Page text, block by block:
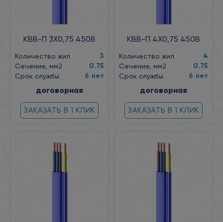
КВВ-П 3X0,75 450В
Количество жил 3
Сечение, мм2 0.75
Срок службы 6 лет
договорная
ЗАКАЗАТЬ В 1 КЛИК
КВВ-П 4X0,75 450В
Количество жил 4
Сечение, мм2 0.75
Срок службы 6 лет
договорная
ЗАКАЗАТЬ В 1 КЛИК